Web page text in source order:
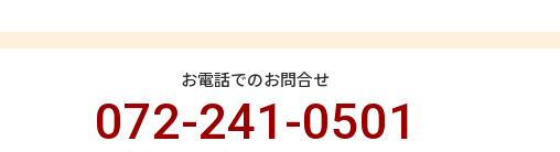
お電話でのお問合せ
072-241-0501